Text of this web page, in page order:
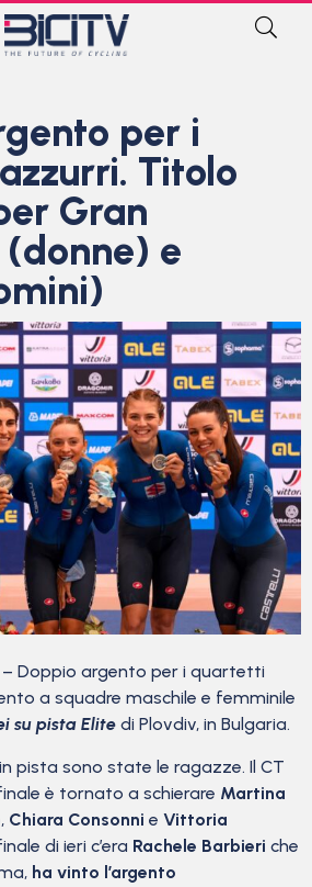
per i
Titolo
Gran
e
– Doppio argento per i quartetti
a squadre maschile e femminile
su pista Elite di Plovdiv, in Bulgaria.
pista sono state le ragazze. Il CT
è tornato a schierare Martina
, Chiara Consonni e Vittoria
di ieri c’era Rachele Barbieri che
ha vinto l’argento